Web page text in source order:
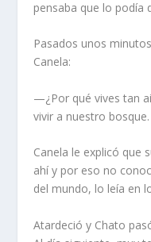
pensaba que lo podía
Pasados unos
Canela:
—¿Por qué vives tan
vivir a nuestro bosque.
Canela le explicó que
ahí y por eso no
del mundo, lo leía en
Atardeció y Chato